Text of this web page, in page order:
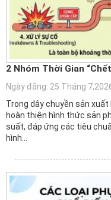
2 Nhóm Thời Gian
Ngày đăng: 25 Tháng
Trong dây chuyền sản xuất
hoàn thiện hình thức sản
suất, đáp ứng các tiêu
hình…